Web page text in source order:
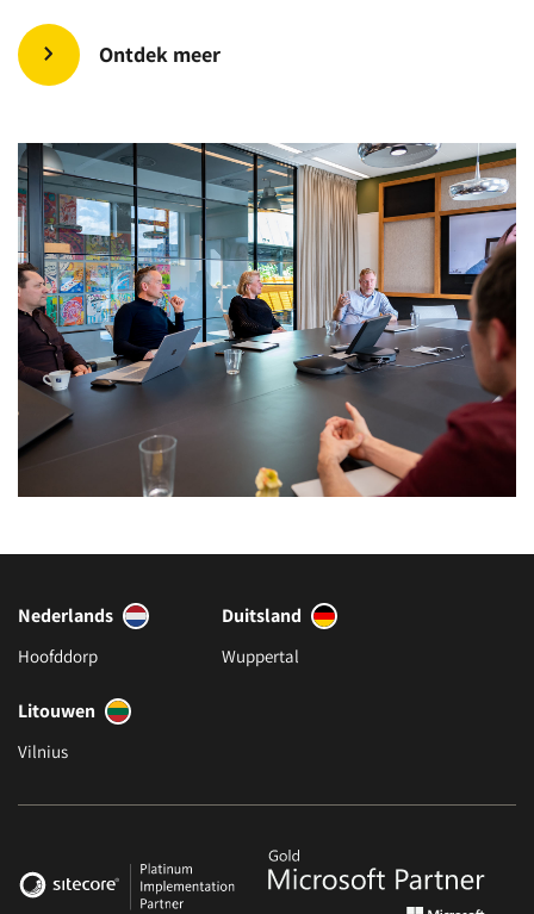
Ontdek meer
Nederlands
Hoofddorp
Duitsland
Wuppertal
Litouwen
Vilnius